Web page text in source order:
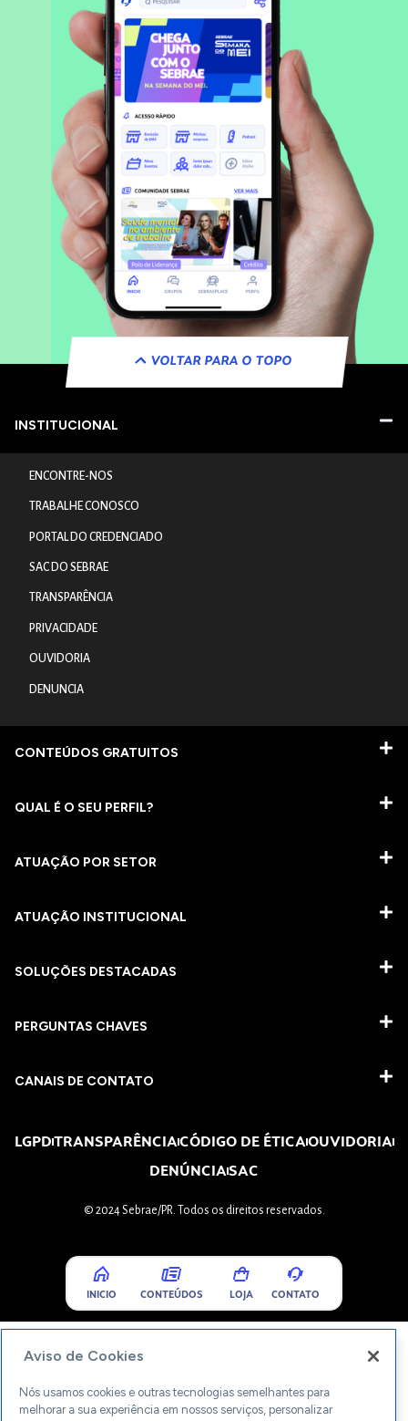
VOLTAR PARA O TOPO
INSTITUCIONAL
ENCONTRE-NOS
TRABALHE CONOSCO
PORTAL DO CREDENCIADO
SAC DO SEBRAE
TRANSPARÊNCIA
PRIVACIDADE
OUVIDORIA
DENUNCIA
CONTEÚDOS GRATUITOS
QUAL É O SEU PERFIL?
ATUAÇÃO POR SETOR
ATUAÇÃO INSTITUCIONAL
SOLUÇÕES DESTACADAS
PERGUNTAS CHAVES​
CANAIS DE CONTATO
LGPDTRANSPARÊNCIACÓDIGO DE ÉTICAOUVIDORIA
DENÚNCIASAC
© 2024 Sebrae/PR. Todos os direitos reservados.
INICIO CONTEÚDOS LOJA CONTATO
Aviso de Cookies
Nós usamos cookies e outras tecnologias semelhantes para
melhorar a sua experiência em nossos serviços, personalizar